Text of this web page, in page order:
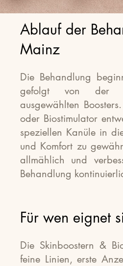
Ablauf der
Mainz
Die Behandlung
gefolgt von der
ausgewählten
oder Biostimulator
speziellen Kanüle in
und Komfort zu
allmählich und
Behandlung
Für wen eignet
Die Skinboostern &
feine Linien, erste